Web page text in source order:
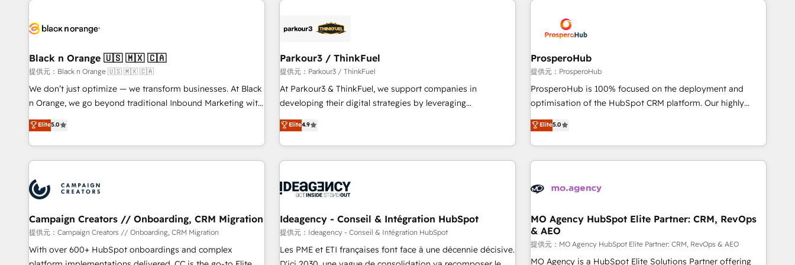
helping our customers grow and finding solutions that fit
Frog in the HubSpot ecosystem leading the way for
customers!" - Yamini Rangan, CEO of HubSpot “Our
experience with the team at Blue Frog has been nothing
short of extraordinary. Their years of experience and quality
the HubSpot ecosystem as a reliable partner capable of
delivering remarkable experiences for our most
pilotage et l'intégration d'HubSpot ! Les grandes phases
migration et intégration des bases de données. 🚀
Développement des interfaces avec vos logiciels métiers ⚙️
Configuration de la plateforme HubSpot 📈 Configuration
de rapports et tableaux de bord 🤝 Book Process &
us because we blend the expertise of a global consultancy
with the care and agility of a boutique firm. At Triario, we’re
big enough to deliver but small enough to listen. Our
Services: HubSpot implementations & data migration
Custom AI agents Revenue Operations API integrations AI-
ready Website design Let’s turn your CRM into your growth
Black n Orange 🇺🇸 🇲🇽 🇨🇦
提供元：Black n Orange 🇺🇸 🇲🇽 🇨🇦
We don’t just optimize — we transform businesses. At Black
n Orange, we go beyond traditional Inbound Marketing with
our exclusive methodologies: BOOMS and BOOST. Together,
they form a powerful combination that has driven success
for over 800 businesses worldwide. As Elite HubSpot
Partners, we specialize in crafting high-performance growth
and revenue intelligence to help companies scale faster and
smarter. 🔹 BOOMS: Demand generation for all your buyers
With BOOMS, you invest in 100% of your buyers,
accelerating your growth and positioning yourself as an
undisputed leader. 🔹 BOOST: Optimize your digital
transformation process A methodology designed to
Elite5.0
Parkour3 / ThinkFuel
提供元：Parkour3 / ThinkFuel
At Parkour3 & ThinkFuel, we support companies in
developing their digital strategies by leveraging
technologies and automating their marketing and sales
processes to generate growth. Our offer spans from
Strategy to Operations. We specialize in CRM onboarding
and implementation, web design, sales & marketing
experience working with tech companies and
empowering our clients and developing their autonomy. Get
to grips with HubSpot through guided implementation and
seamless integration of the CRM platform into your digital
ecosystem. Would you like support in deploying your
Elite4.9
ProsperoHub
提供元：ProsperoHub
ProsperoHub is 100% focused on the deployment and
optimisation of the HubSpot CRM platform. Our highly
experienced team of solutions experts will ensure that you
achieve maximum adoption and ROI from your HubSpot
investment. Use our extensive HubSpot, sales, marketing,
service and integrations expertise to lead your team on
processes and skilfully bring your revenue infrastructure to
we plan and support the route to your revenue goals. We
have successfully supported over 500 organisations with
HubSpot implementation, optimisation, training, and
adoption assurance. Our tried and tested Roadmap
Elite5.0
Campaign Creators // Onboarding, CRM Migration
提供元：Campaign Creators // Onboarding, CRM Migration
With over 600+ HubSpot onboardings and complex
Ideagency - Conseil & Intégration HubSpot
提供元：Ideagency - Conseil & Intégration HubSpot
Les PME et ETI françaises font face à une décennie décisive.
MO Agency HubSpot Elite Partner: CRM, RevOps
& AEO
提供元：MO Agency HubSpot Elite Partner: CRM, RevOps & AEO
MO Agency is a HubSpot Elite Solutions Partner offering